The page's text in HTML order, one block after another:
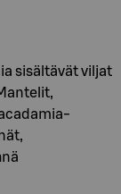
sisältävät viljat